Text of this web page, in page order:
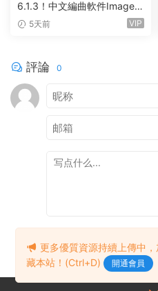
6.1.3！中文編曲軟件Image-L
ine – FL Studio Producer Edi
5天前 VIP
評論 0
更多優質資源持續上傳中
藏本站！(Ctrl+D)
開通會員